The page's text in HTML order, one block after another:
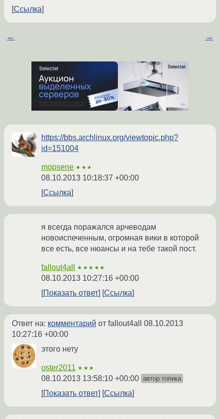
Ссылка
← →
https://bbs.archlinux.org/viewtopic.php?
id=151004
mopsene ★★★
08.10.2013 10:18:37 +00:00
Ссылка
я всегда поражался арчеводам
новоиспеченным, огромная вики в которой
все есть, все нюансы и на тебе такой пост.
fallout4all ★★★★★
08.10.2013 10:27:16 +00:00
Показать ответ
Ссылка
Ответ на: комментарий от fallout4all 08.10.2013
10:27:16 +00:00
этого нету
oster2011 ★★★
08.10.2013 13:58:10 +00:00 автор топика
Показать ответ Ссылка